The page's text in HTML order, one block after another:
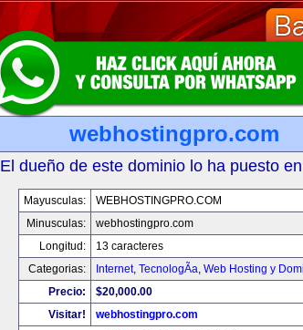
webhostingpro.com
El dueño de este dominio lo ha puesto
Mayusculas:
WEBHOSTINGPRO.COM
Minusculas:
webhostingpro.com
Longitud:
13 caracteres
Categorias:
Internet, TecnologÃ­a, Web Hosting y
Precio:
$20,000.00
Visitar!
webhostingpro.com